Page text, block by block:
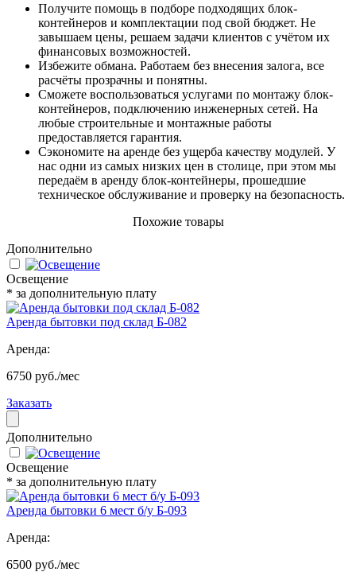
Получите помощь в подборе подходящих блок-
контейнеров и комплектации под свой бюджет. Не
завышаем цены, решаем задачи клиентов с учётом их
финансовых возможностей.
Избежите обмана. Работаем без внесения залога, все
расчёты прозрачны и понятны.
Сможете воспользоваться услугами по монтажу блок-
контейнеров, подключению инженерных сетей. На
любые строительные и монтажные работы
предоставляется гарантия.
Сэкономите на аренде без ущерба качеству модулей. У
нас одни из самых низких цен в столице, при этом мы
передаём в аренду блок-контейнеры, прошедшие
техническое обслуживание и проверку на безопасность.
Похожие товары
Дополнительно
Освещение
* за дополнительную плату
Аренда бытовки под склад Б-082
Аренда:
6750 руб./мес
Заказать
Дополнительно
Освещение
* за дополнительную плату
Аренда бытовки 6 мест б/у Б-093
Аренда:
6500 руб./мес